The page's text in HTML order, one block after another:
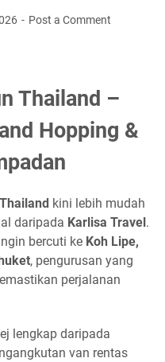
Post a Comment
Thailand –
Hopping &
kini lebih mudah
daripada Karlisa Travel .
bercuti ke Koh Lipe,
, pengurusan yang
perjalanan
lengkap daripada
van rentas